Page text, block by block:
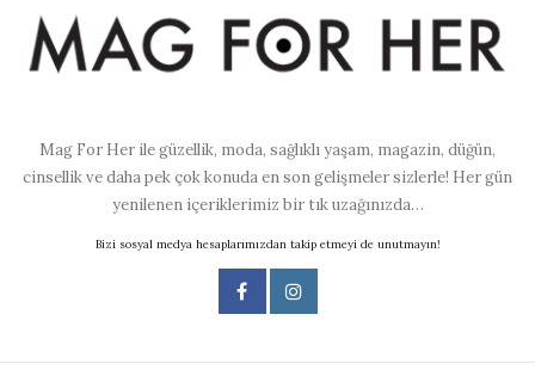
Mag For Her ile güzellik, moda, sağlıklı yaşam, magazin, düğün,
cinsellik ve daha pek çok konuda en son gelişmeler sizlerle! Her gün
yenilenen içeriklerimiz bir tık uzağınızda…
Bizi sosyal medya hesaplarımızdan takip etmeyi de unutmayın!